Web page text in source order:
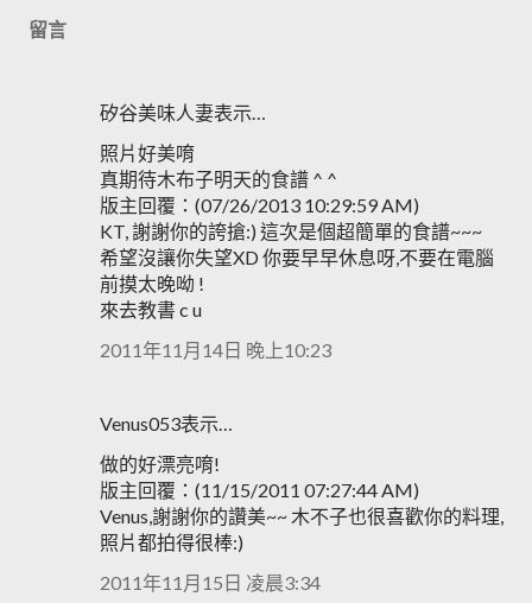
留言
矽谷美味人妻表示…
照片好美唷
真期待木布子明天的食譜 ^ ^
版主回覆：(07/26/2013 10:29:59 AM)
KT, 謝謝你的誇搶:) 這次是個超簡單的食譜~~~
希望沒讓你失望XD 你要早早休息呀,不要在電腦
前摸太晚呦 !
來去教書 c u
2011年11月14日 晚上10:23
Venus053表示…
做的好漂亮唷!
版主回覆：(11/15/2011 07:27:44 AM)
Venus,謝謝你的讚美~~ 木不子也很喜歡你的料理,
照片都拍得很棒:)
2011年11月15日 凌晨3:34